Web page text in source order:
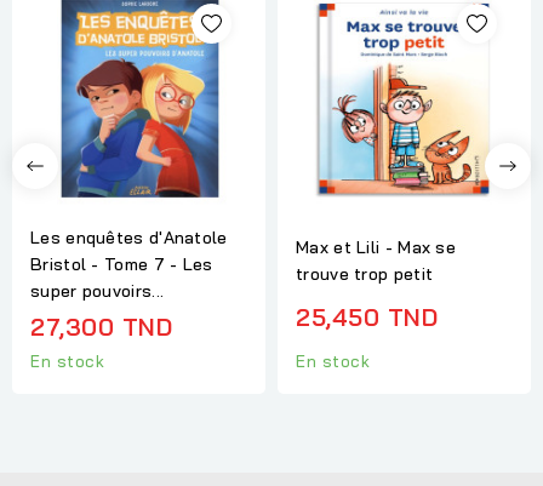
Les enquêtes d'Anatole
Bristol - Tome 7 - Les
super pouvoirs...
27,300 TND
En stock
Max et Lili - Max se
trouve trop petit
25,450 TND
En stock